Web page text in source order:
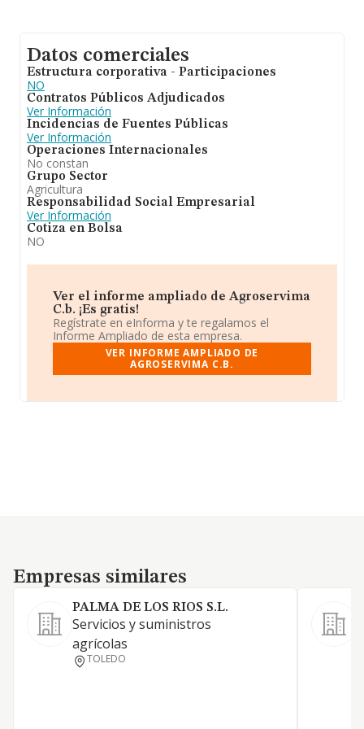
Datos comerciales
Estructura corporativa - Participaciones
NO
Contratos Públicos Adjudicados
Ver Información
Incidencias de Fuentes Públicas
Ver Información
Operaciones Internacionales
No constan
Grupo Sector
Agricultura
Responsabilidad Social Empresarial
Ver Información
Cotiza en Bolsa
NO
Ver el informe ampliado de Agroservima
C.b. ¡Es gratis!
Regístrate en eInforma y te regalamos el
Informe Ampliado de esta empresa.
VER INFORME AMPLIADO DE
AGROSERVIMA C.B.
Empresas similares
Empresas similares
PALMA DE LOS RIOS S.L.
Servicios y suministros
agrícolas
TOLEDO